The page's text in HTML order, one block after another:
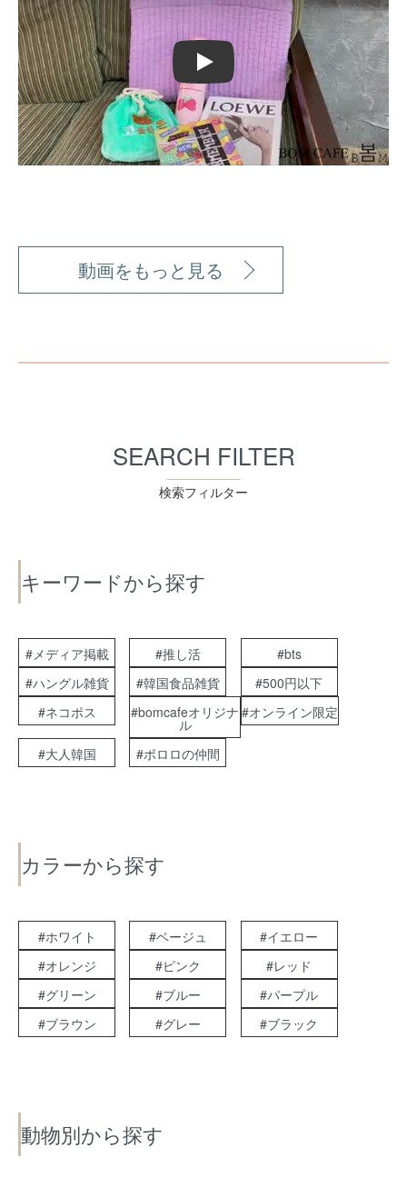
Play
動画をもっと見る
SEARCH FILTER
検索フィルター
キーワードから探す
#メディア掲載 #推し活
#bts
#ハングル雑貨
#韓国食品雑貨
#500円以下
#ネコポス
#bomcafeオリジナ
ル
#オンライン限定
#大人韓国 #ポロロの仲間
カラーから探す
#ホワイト #ベージュ
#イエロー
#オレンジ
#ピンク
#レッド
#グリーン
#ブルー
#パープル
#ブラウン
#グレー #ブラック
動物別から探す